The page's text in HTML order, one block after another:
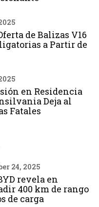
de Balizas V16
a Partir de
en Residencia
Deja al
Fatales
24, 2025
revela en
400 km de rango
de carga